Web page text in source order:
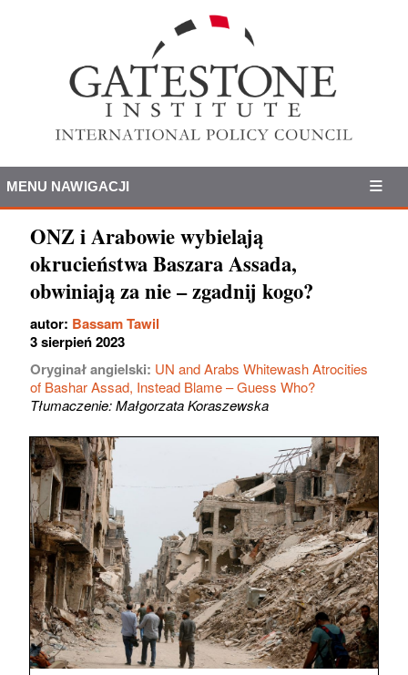
MENU NAWIGACJI
ONZ i Arabowie wybielają
okrucieństwa Baszara Assada,
obwiniają za nie – zgadnij kogo?
autor: Bassam Tawil
3 sierpień 2023
Oryginał angielski: UN and Arabs Whitewash Atrocities
of Bashar Assad, Instead Blame – Guess Who?
Tłumaczenie: Małgorzata Koraszewska